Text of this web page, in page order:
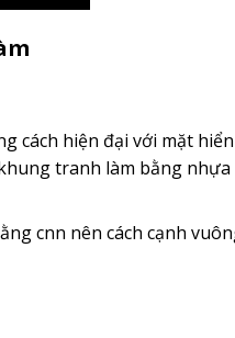
cách hiện đại với mặt
tranh làm bằng
cnn nên cách cạnh